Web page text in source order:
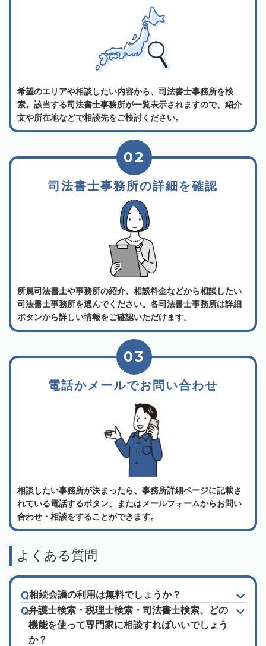
希望のエリアや相談したい内容から、司法書士事務所を検
索。該当する司法書士事務所が一覧表示されますので、紹介
文や所在地などで相談先をご検討ください。
司法書士事務所の詳細を確認
02
所属司法書士や事務所の紹介、相談料金などから相談したい
司法書士事務所を選んでください。各司法書士事務所は詳細
ボタンから詳しい情報をご確認いただけます。
電話かメールでお問い合わせ
03
相談したい事務所が決まったら、事務所詳細ページに記載さ
れている電話するボタン、またはメールフォームからお問い
合わせ・相談をすることができます。
よくある質問
相続会議の利用は無料でしょうか？
弁護士検索・税理士検索・司法書士検索、どの
機能を使って専門家に相談すればいいでしょう
か？